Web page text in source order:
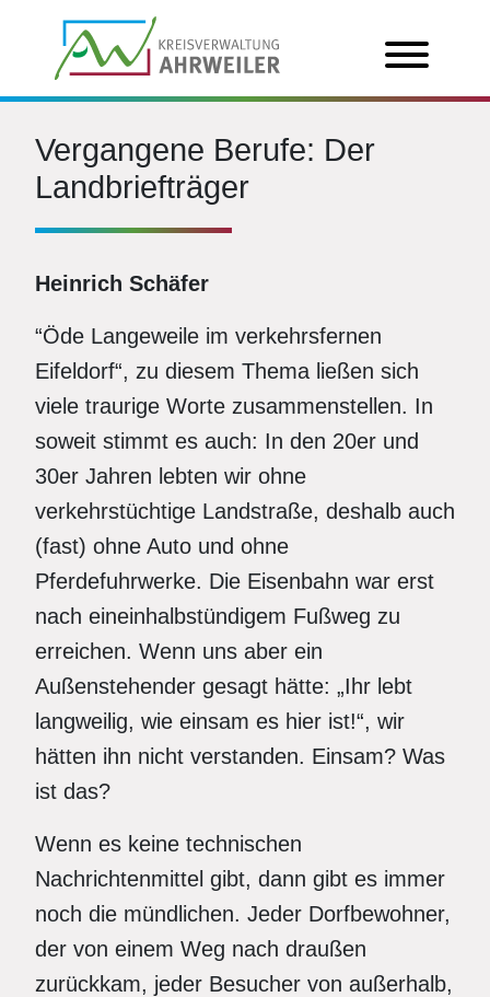
Vergangene Berufe: Der
Landbriefträger
Heinrich Schäfer
“Öde Langeweile im verkehrsfernen
Eifeldorf“, zu diesem Thema ließen sich
viele traurige Worte zusammenstellen. In
soweit stimmt es auch: In den 20er und
30er Jahren lebten wir ohne
verkehrstüchtige Landstraße, deshalb auch
(fast) ohne Auto und ohne
Pferdefuhrwerke. Die Eisenbahn war erst
nach eineinhalbstündigem Fußweg zu
erreichen. Wenn uns aber ein
Außenstehender gesagt hätte: „Ihr lebt
langweilig, wie einsam es hier ist!“, wir
hätten ihn nicht verstanden. Einsam? Was
ist das?
Wenn es keine technischen
Nachrichtenmittel gibt, dann gibt es immer
noch die mündlichen. Jeder Dorfbewohner,
der von einem Weg nach draußen
zurückkam, jeder Besucher von außerhalb,